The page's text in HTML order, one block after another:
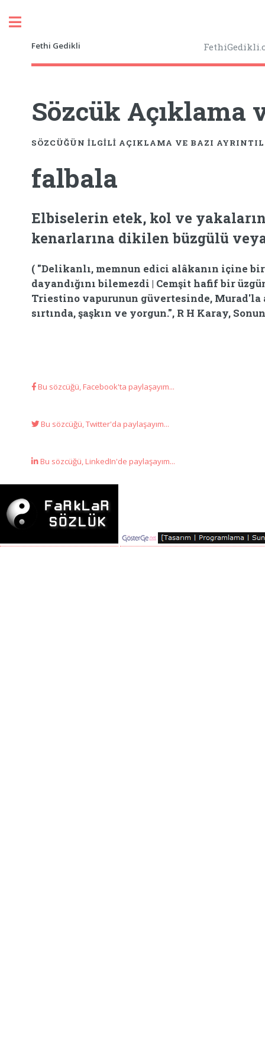
Fethi Gedikli
Sözcük Açıklama
SÖZCÜĞÜN ILGILI AÇIKLAMA VE BAZI
falbala
Elbiselerin etek, kol ve
kenarlarına dikilen büzgülü
( "Delikanlı, memnun edici alâkanın içine
dayandığını bilemezdi | Cemşit hafif bir
Triestino vapurunun güvertesinde,
sırtında, şaşkın ve yorgun.", R H Karay,
Bu sözcüğü, Facebook'ta paylaşayım...
Bu sözcüğü, Twitter'da paylaşayım...
Bu sözcüğü, LinkedIn'de paylaşayım...